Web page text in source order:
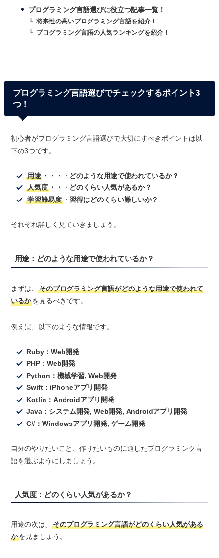
プログラミング言語選びに役立つ記事一覧！
将来性の高いプログラミング言語を紹介！
プログラミング言語の人気ランキングを紹介！
プログラミング言語選びでチェックするポイント3
つ！
初心者がプログラミング言語選びで大切にすべきポイントは以
下の3つです。
用途・・・・どのような用途で使われているか？
人気度・・・どのくらい人気があるか？
学習難易度・習得はどのくらい難しいか？
それぞれ詳しく見ていきましょう。
用途 ：どのような用途で使われているか？
まずは、そのプログラミング言語がどのような用途で使われて
いるかを見るべきです。
例えば、以下のような情報です。
Ruby：Web開発
PHP：Web開発
Python：機械学習, Web開発
Swift：iPhoneアプリ開発
Kotlin：Androidアプリ開発
Java：システム開発, Web開発, Androidアプリ開発
C#：Windowsアプリ開発, ゲーム開発
自分のやりたいこと、作りたいものに適したプログラミング言
語を選ぶようにしましょう。
人気度 ：どのくらい人気があるか？
用途の次は、そのプログラミング言語がどのくらい人気がある
かを見ましょう。